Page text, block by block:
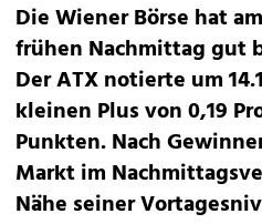
Die Wiener Börse hat
frühen Nachmittag gut
Der ATX notierte um
kleinen Plus von 0,19
Punkten. Nach
Markt im
Nähe seiner